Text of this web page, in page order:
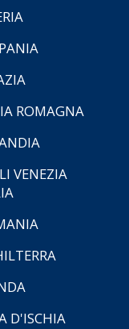
ROMAGNA
VENEZIA
D'ISCHIA